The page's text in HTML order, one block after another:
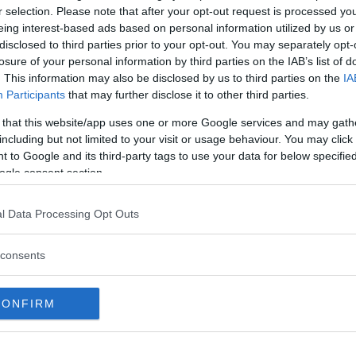
selection. Please note that after your opt-out request is processed
interest-based ads based on personal information utilized by us
to third parties prior to your opt-out. You may separately
of your personal information by third parties on the IAB’s list of
This information may also be disclosed by us to third parties on the
Participants that may further disclose it to other third parties.
that this website/app uses one or more Google services and may
but not limited to your visit or usage behaviour. You may
to Google and its third-party tags to use your data for below
consent section.
Data Processing Opt Outs
variant med 150 hästar, den kommer att
000 och dieselmotorn på 163 hästar från 290
de som vill ha en läcker bil som ändå har lite plats